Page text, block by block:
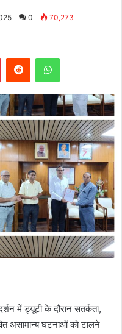
0 70,273
PinterestReddit WhatsApp
में ड्यूटी के दौरान सतर्कता,
असामान्य घटनाओं को टालने